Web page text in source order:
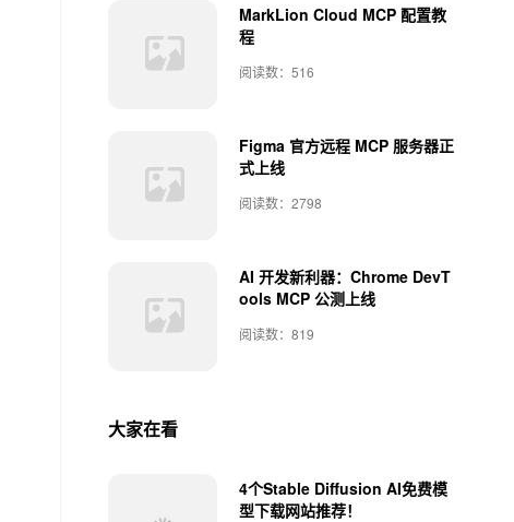
MarkLion Cloud MCP 配置教
程
阅读数：516
Figma 官方远程 MCP 服务器正
式上线
阅读数：2798
AI 开发新利器：Chrome DevT
ools MCP 公测上线
阅读数：819
大家在看
4个Stable Diffusion AI免费模
型下载网站推荐！